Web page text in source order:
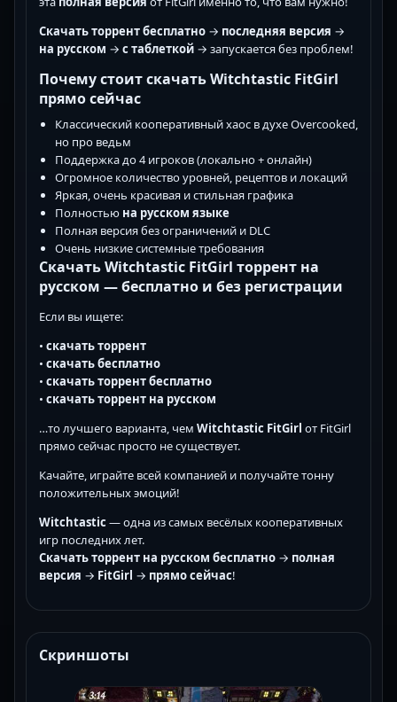
Скачать торрент бесплатно → последняя версия →
на русском → с таблеткой → запускается без проблем!
Почему стоит скачать Witchtastic FitGirl
прямо сейчас
Классический кооперативный хаос в духе Overcooked,
но про ведьм
Поддержка до 4 игроков (локально + онлайн)
Огромное количество уровней, рецептов и локаций
Яркая, очень красивая и стильная графика
Полностью на русском языке
Полная версия без ограничений и DLC
Очень низкие системные требования
Скачать Witchtastic FitGirl торрент на
русском — бесплатно и без регистрации
Если вы ищете:
• скачать торрент
• скачать бесплатно
• скачать торрент бесплатно
• скачать торрент на русском
…то лучшего варианта, чем Witchtastic FitGirl от FitGirl
прямо сейчас просто не существует.
Качайте, играйте всей компанией и получайте тонну
положительных эмоций!
Witchtastic— одна из самых весёлых кооперативных
игр последних лет.
Скачать торрент на русском бесплатно → полная
версия → FitGirl → прямо сейчас!
Скриншоты